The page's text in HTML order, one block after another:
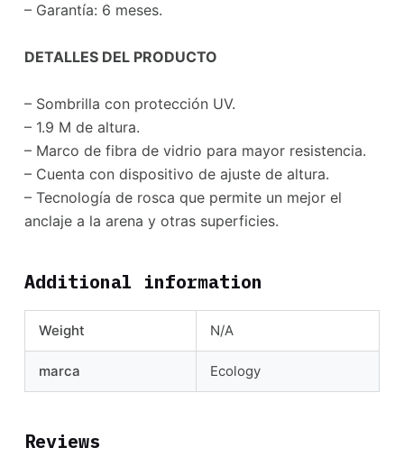
– Garantía: 6 meses.
DETALLES DEL PRODUCTO
– Sombrilla con protección UV.
– 1.9 M de altura.
– Marco de fibra de vidrio para mayor resistencia.
– Cuenta con dispositivo de ajuste de altura.
– Tecnología de rosca que permite un mejor el
anclaje a la arena y otras superficies.
Additional information
Weight N/A
marca Ecology
Reviews